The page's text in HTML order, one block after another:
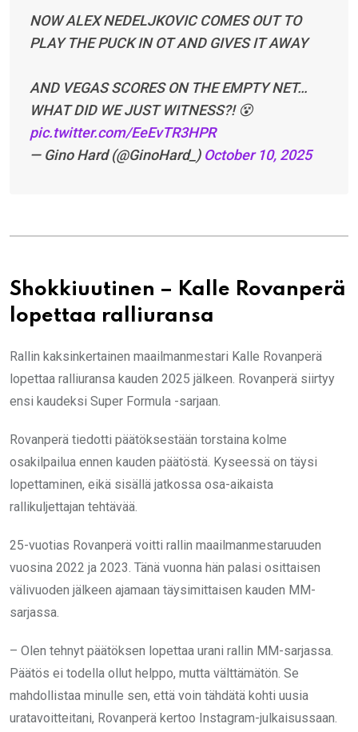
NOW ALEX NEDELJKOVIC COMES OUT TO
PLAY THE PUCK IN OT AND GIVES IT AWAY
AND VEGAS SCORES ON THE EMPTY NET…
WHAT DID WE JUST WITNESS?! 😵
pic.twitter.com/EeEvTR3HPR
— Gino Hard (@GinoHard_) October 10, 2025
Shokkiuutinen – Kalle Rovanperä
lopettaa ralliuransa
Rallin kaksinkertainen maailmanmestari Kalle Rovanperä
lopettaa ralliuransa kauden 2025 jälkeen. Rovanperä siirtyy
ensi kaudeksi Super Formula -sarjaan.
Rovanperä tiedotti päätöksestään torstaina kolme
osakilpailua ennen kauden päätöstä. Kyseessä on täysi
lopettaminen, eikä sisällä jatkossa osa-aikaista
rallikuljettajan tehtävää.
25-vuotias Rovanperä voitti rallin maailmanmestaruuden
vuosina 2022 ja 2023. Tänä vuonna hän palasi osittaisen
välivuoden jälkeen ajamaan täysimittaisen kauden MM-
sarjassa.
– Olen tehnyt päätöksen lopettaa urani rallin MM-sarjassa.
Päätös ei todella ollut helppo, mutta välttämätön. Se
mahdollistaa minulle sen, että voin tähdätä kohti uusia
uratavoitteitani, Rovanperä kertoo Instagram-julkaisussaan.